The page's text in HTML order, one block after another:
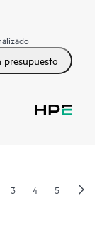
presupuesto
3 4 5